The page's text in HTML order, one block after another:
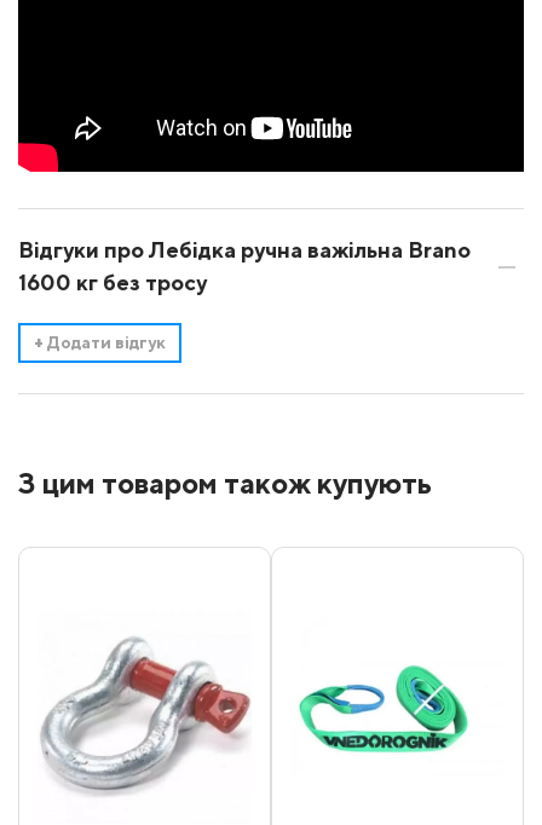
Відгуки про Лебідка ручна важільна Brano
1600 кг без тросу
+ Додати відгук
З цим товаром також купують